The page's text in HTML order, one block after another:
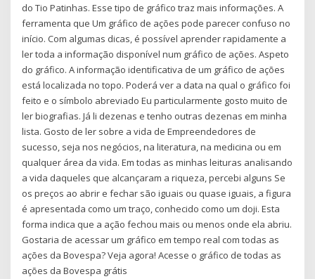
do Tio Patinhas. Esse tipo de gráfico traz mais informações. A
ferramenta que Um gráfico de ações pode parecer confuso no
início. Com algumas dicas, é possível aprender rapidamente a
ler toda a informação disponível num gráfico de ações. Aspeto
do gráfico. A informação identificativa de um gráfico de ações
está localizada no topo. Poderá ver a data na qual o gráfico foi
feito e o símbolo abreviado Eu particularmente gosto muito de
ler biografias. Já li dezenas e tenho outras dezenas em minha
lista. Gosto de ler sobre a vida de Empreendedores de
sucesso, seja nos negócios, na literatura, na medicina ou em
qualquer área da vida. Em todas as minhas leituras analisando
a vida daqueles que alcançaram a riqueza, percebi alguns Se
os preços ao abrir e fechar são iguais ou quase iguais, a figura
é apresentada como um traço, conhecido como um doji. Esta
forma indica que a ação fechou mais ou menos onde ela abriu.
Gostaria de acessar um gráfico em tempo real com todas as
ações da Bovespa? Veja agora! Acesse o gráfico de todas as
ações da Bovespa grátis